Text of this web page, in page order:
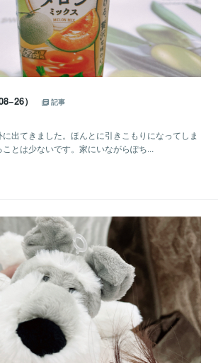
）
記事
出てきました。ほんとに引きこもりになってしま
とは少ないです。家にいながらぽち...